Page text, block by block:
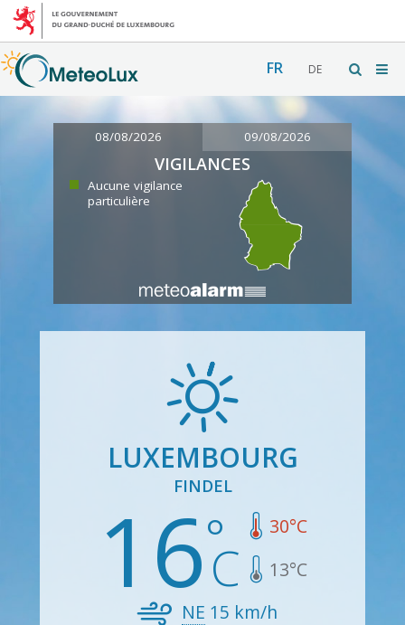
FR DE
08/08/2026 09/08/2026
VIGILANCES
Aucune vigilance
particulière
LUXEMBOURG
FINDEL
16 30°C
13°C
NE 15 km/h